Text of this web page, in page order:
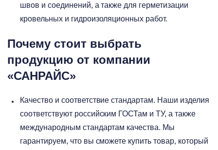
швов и соединений, а также для герметизации
кровельных и гидроизоляционных работ.
Почему стоит выбрать
продукцию от компании
«САНРАЙС»
Качество и соответствие стандартам. Наши изделия
соответствуют российским ГОСТам и ТУ, а также
международным стандартам качества. Мы
гарантируем, что вы сможете купить товар, который